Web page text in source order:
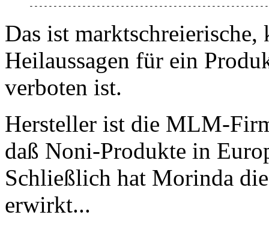
Das ist
Heilaussagen für ein
verboten ist.
Hersteller ist die MLM-
daß Noni-Produkte in
Schließlich hat Morinda
erwirkt...